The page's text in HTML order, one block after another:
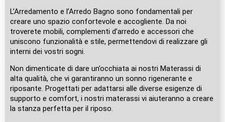
L’Arredamento e l’Arredo Bagno sono fondamentali per
creare uno spazio confortevole e accogliente. Da noi
troverete mobili, complementi d’arredo e accessori che
uniscono funzionalità e stile, permettendovi di realizzare gli
interni dei vostri sogni.
Non dimenticate di dare un’occhiata ai nostri Materassi di
alta qualità, che vi garantiranno un sonno rigenerante e
riposante. Progettati per adattarsi alle diverse esigenze di
supporto e comfort, i nostri materassi vi aiuteranno a creare
la stanza perfetta per il riposo.